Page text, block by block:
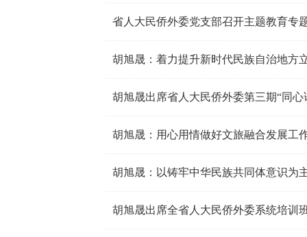
省人大民侨外委党支部召开主题教育专
胡旭晟出席省人大民侨外委第三期“同心
胡旭晟：用心用情做好文旅融合发展工